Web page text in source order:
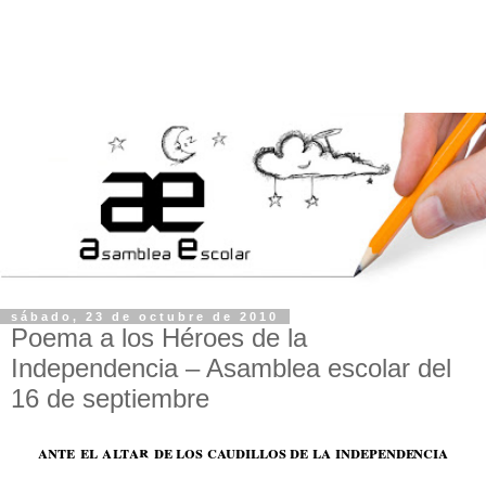
sábado, 23 de octubre de 2010
Poema a los Héroes de la
Independencia – Asamblea escolar del
16 de septiembre
ante el altar de loscaudillos de la independencia